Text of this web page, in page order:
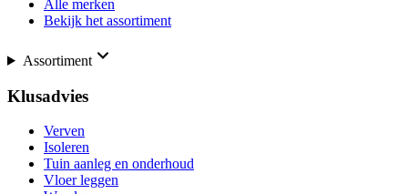
Alle merken
Bekijk het assortiment
Assortiment
Klusadvies
Verven
Isoleren
Tuin aanleg en onderhoud
Vloer leggen